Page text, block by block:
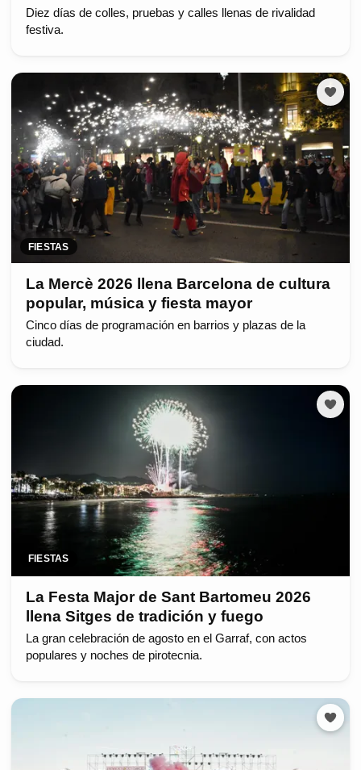
Diez días de colles, pruebas y calles llenas de rivalidad
festiva.
FIESTAS
La Mercè 2026 llena Barcelona de cultura
popular, música y fiesta mayor
Cinco días de programación en barrios y plazas de la
ciudad.
FIESTAS
La Festa Major de Sant Bartomeu 2026
llena Sitges de tradición y fuego
La gran celebración de agosto en el Garraf, con actos
populares y noches de pirotecnia.